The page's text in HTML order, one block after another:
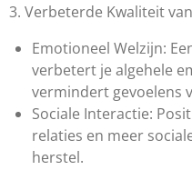
3. Verbeterde Kwaliteit
Emotioneel Welzijn:
verbetert je algehele
vermindert gevoelens
Sociale Interactie:
relaties en meer
herstel.